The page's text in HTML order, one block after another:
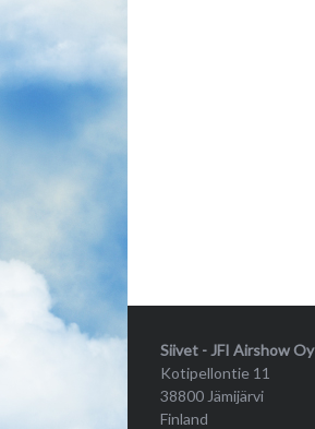
Siivet - JFI Airshow Oy
Kotipellontie 11
38800 Jämijärvi
Finland